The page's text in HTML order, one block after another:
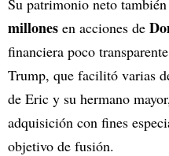
Su patrimonio neto
millones en acciones de
financiera poco
Trump, que facilitó varias
de Eric y su hermano
adquisición con fines
objetivo de fusión.